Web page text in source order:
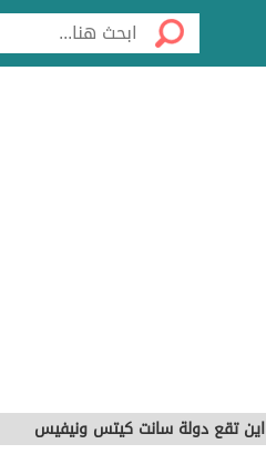
اين تقع دولة سانت كيتس ونيفيس